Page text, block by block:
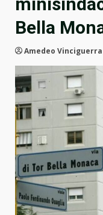
Bella
Amedeo Vinciguerra